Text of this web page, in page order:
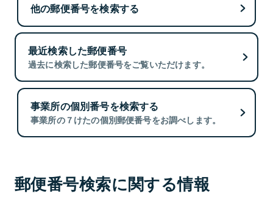
他の郵便番号を検索する
最近検索した郵便番号
過去に検索した郵便番号をご覧いただけます。
事業所の個別番号を検索する
事業所の７けたの個別郵便番号をお調べします。
郵便番号検索に関する情報